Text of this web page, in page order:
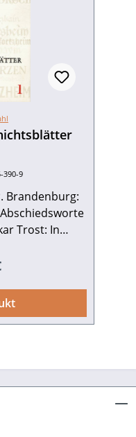
390-9
Trost: In
Gedächtnis
zu Alexander
Johannes
einer
und
Preis: